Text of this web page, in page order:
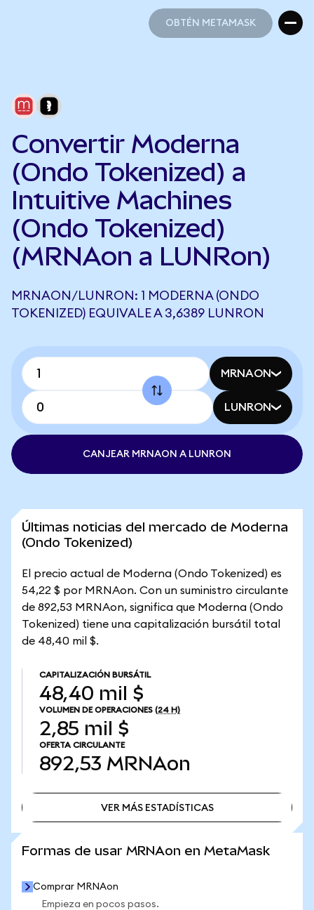
OBTÉN METAMASK
Convertir Moderna
(Ondo Tokenized) a
Intuitive Machines
(Ondo Tokenized)
(MRNAon a LUNRon)
MRNAON/LUNRON: 1 MODERNA (ONDO
TOKENIZED) EQUIVALE A 3,6389 LUNRON
MRNAON
LUNRON
CANJEAR MRNAON A LUNRON
Últimas noticias del mercado de Moderna
(Ondo Tokenized)
El precio actual de Moderna (Ondo Tokenized) es
54,22 $ por MRNAon. Con un suministro circulante
de 892,53 MRNAon, significa que Moderna (Ondo
Tokenized) tiene una capitalización bursátil total
de 48,40 mil $.
CAPITALIZACIÓN BURSÁTIL
48,40 mil $
VOLUMEN DE OPERACIONES (24 H)
2,85 mil $
OFERTA CIRCULANTE
892,53 MRNAon
VER MÁS ESTADÍSTICAS
Formas de usar MRNAon en MetaMask
Comprar MRNAon
Empieza en pocos pasos.